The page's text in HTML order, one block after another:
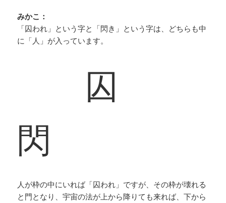
みかこ：
「囚われ」という字と「閃き」という字は、どちらも中
に「人」が入っています。
囚
閃
人が枠の中にいれば「囚われ」ですが、その枠が壊れる
と門となり、宇宙の法が上から降りても来れば、下から